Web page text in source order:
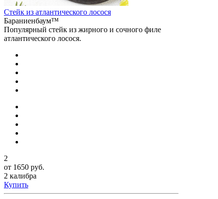
Стейк из атлантического лосося
Бараниенбаум™
Популярный стейк из жирного и сочного филе
атлантического лосося.
2
от 1650 руб.
2 калибра
Купить